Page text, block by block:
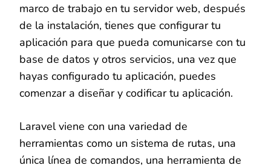
marco de trabajo en tu servidor web, después
de la instalación, tienes que configurar tu
aplicación para que pueda comunicarse con tu
base de datos y otros servicios, una vez que
hayas configurado tu aplicación, puedes
comenzar a diseñar y codificar tu aplicación.
Laravel viene con una variedad de
herramientas como un sistema de rutas, una
única línea de comandos, una herramienta de